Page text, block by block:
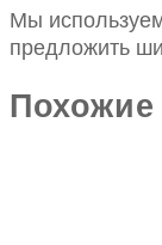
190
quantity
Мы
предложить